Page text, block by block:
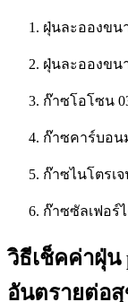
ฝุ่นละอองขน
ฝุ่นละอองขน
ก๊าซโอโซน
ก๊าซคาร์บอน
ก๊าซไนโตรเ
ก๊าซซัลเฟอร์
วิธีเช็คค่าฝุ่น
อันตรายต่อ